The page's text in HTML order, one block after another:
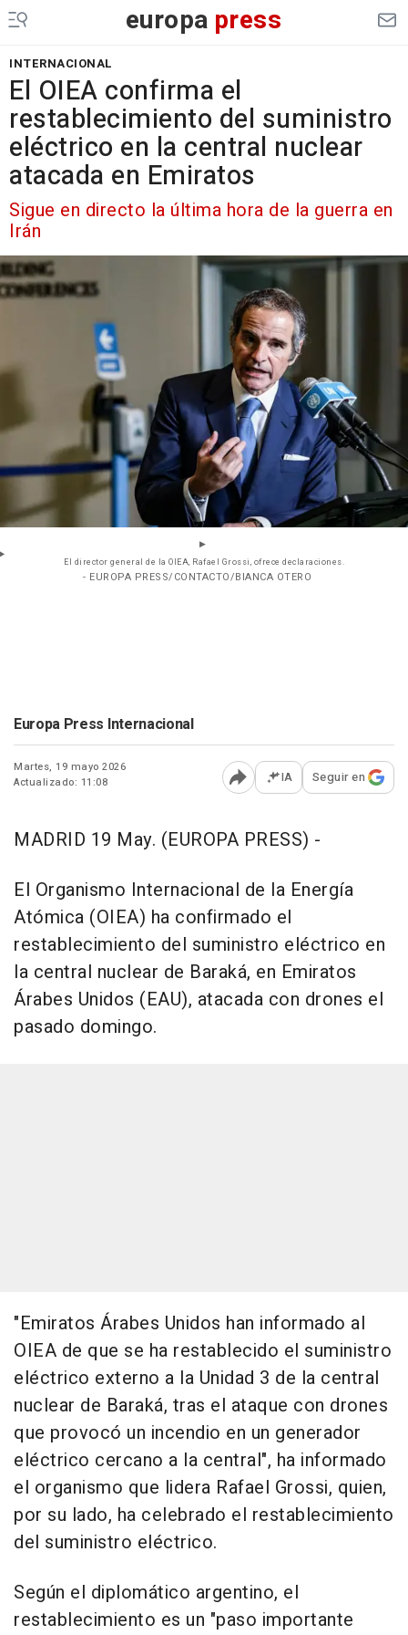
europa press
INTERNACIONAL
El OIEA confirma el
restablecimiento del suministro
eléctrico en la central nuclear
atacada en Emiratos
Sigue en directo la última hora de la guerra en
Irán
El director general de la OIEA, Rafael Grossi, ofrece declaraciones.
- EUROPA PRESS/CONTACTO/BIANCA OTERO
Europa Press Internacional
Martes, 19 mayo 2026
Actualizado: 11:08
Abrir opciones para
IA Seguir en
MADRID 19 May. (EUROPA PRESS) -
El Organismo Internacional de la Energía
Atómica (OIEA) ha confirmado el
restablecimiento del suministro eléctrico en
la central nuclear de Baraká, en Emiratos
Árabes Unidos (EAU), atacada con drones el
pasado domingo.
"Emiratos Árabes Unidos han informado al
OIEA de que se ha restablecido el suministro
eléctrico externo a la Unidad 3 de la central
nuclear de Baraká, tras el ataque con drones
que provocó un incendio en un generador
eléctrico cercano a la central", ha informado
el organismo que lidera Rafael Grossi, quien,
por su lado, ha celebrado el restablecimiento
del suministro eléctrico.
Según el diplomático argentino, el
restablecimiento es un "paso importante